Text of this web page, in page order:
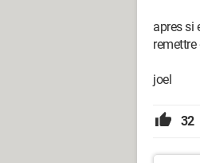
apres si
joel
32